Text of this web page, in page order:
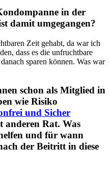
in der
damit umgegangen?
Zeit gehabt, da war ich
dass es die unfruchtbare
sparen können. Was war
schon als Mitglied in
wie Risiko
und Sicher
anderen Rat. Was
und für wann
der Beitritt in diese